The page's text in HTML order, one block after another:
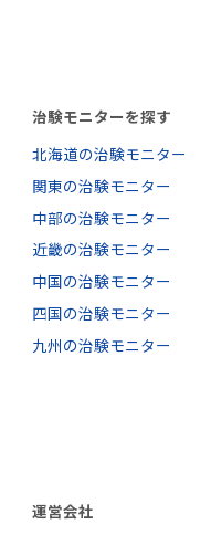
治験モニターを探す
北海道の治験モニター
関東の治験モニター
中部の治験モニター
近畿の治験モニター
中国の治験モニター
四国の治験モニター
九州の治験モニター
運営会社